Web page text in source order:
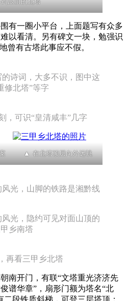
有一圈小平台，上面题写有众多
以看清。另有碑文一块，勉强识
曾有古塔此事应不假。
诗词，大多不识，图中这
修北塔”等字
，可识“皇清咸丰”几字
在北塔顶层向外远眺
光，山脚的铁路是湘黔线
光，隐约可见对面山顶的
乡南塔
再看三甲乡北塔
南开门，有联“文塔重光济济先
谱华章”，扇形门额为塔名“北